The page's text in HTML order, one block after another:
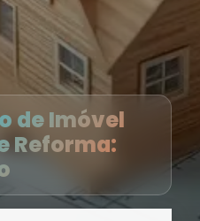
de Imóvel
Reforma: